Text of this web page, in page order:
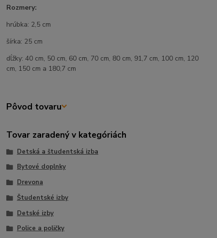
Rozmery:
hrúbka: 2,5 cm
šírka: 25 cm
dĺžky: 40 cm, 50 cm, 60 cm, 70 cm, 80 cm, 91,7 cm, 100 cm, 120
cm, 150 cm a 180,7 cm
Pôvod tovaru
Tovar zaradený v kategóriách
Detská a študentská izba
Bytové doplnky
Drevona
Študentské izby
Detské izby
Police a poličky